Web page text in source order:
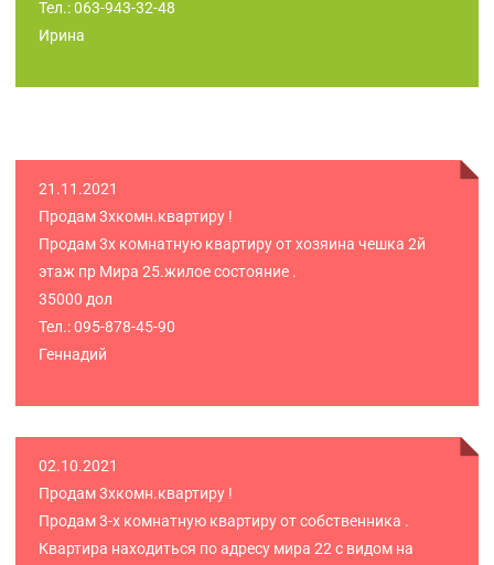
Тел.: 063-943-32-48
Ирина
21.11.2021
Продам 3хкомн.квартиру !
Продам 3х комнатную квартиру от хозяина чешка 2й
этаж пр Мира 25.жилое состояние .
35000 дол
Тел.: 095-878-45-90
Геннадий
02.10.2021
Продам 3хкомн.квартиру !
Продам 3-х комнатную квартиру от собственника .
Квартира находиться по адресу мира 22 с видом на